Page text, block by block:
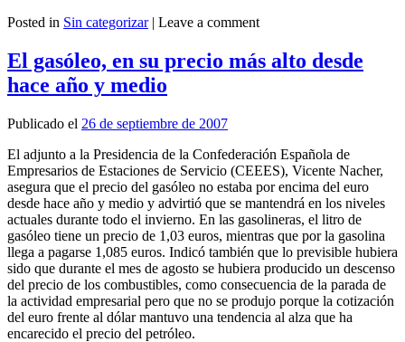
Posted in Sin categorizar | Leave a comment
El gasóleo, en su precio más alto desde
hace año y medio
Publicado el 26 de septiembre de 2007
El adjunto a la Presidencia de la Confederación Española de
Empresarios de Estaciones de Servicio (CEEES), Vicente Nacher,
asegura que el precio del gasóleo no estaba por encima del euro
desde hace año y medio y advirtió que se mantendrá en los niveles
actuales durante todo el invierno. En las gasolineras, el litro de
gasóleo tiene un precio de 1,03 euros, mientras que por la gasolina
llega a pagarse 1,085 euros. Indicó también que lo previsible hubiera
sido que durante el mes de agosto se hubiera producido un descenso
del precio de los combustibles, como consecuencia de la parada de
la actividad empresarial pero que no se produjo porque la cotización
del euro frente al dólar mantuvo una tendencia al alza que ha
encarecido el precio del petróleo.